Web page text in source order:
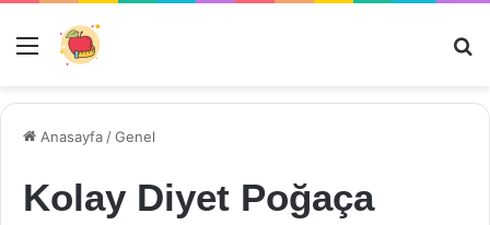
Menü
Anasayfa /Genel
Kolay Diyet Poğaça